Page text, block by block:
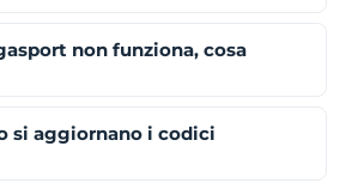
non funziona, cosa
si aggiornano i codici